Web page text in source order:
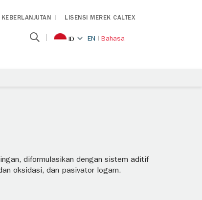
KEBERLANJUTAN LISENSI MEREK CALTEX
ID EN Bahasa
diformulasikan dengan sistem aditif
oksidasi, dan pasivator logam.